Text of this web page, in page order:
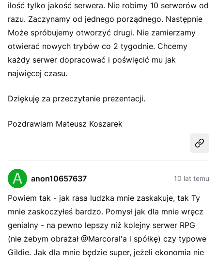
ilość tylko jakość serwera. Nie robimy 10 serwerów od
razu. Zaczynamy od jednego porządnego. Następnie
Może spróbujemy otworzyć drugi. Nie zamierzamy
otwierać nowych trybów co 2 tygodnie. Chcemy
każdy serwer dopracować i poświęcić mu jak
najwięcej czasu.
Dziękuję za przeczytanie prezentacji.
Pozdrawiam Mateusz Koszarek
anon10657637 10 lat temu
Powiem tak - jak rasa ludzka mnie zaskakuje, tak Ty
mnie zaskoczyłeś bardzo. Pomysł jak dla mnie wręcz
genialny - na pewno lepszy niż kolejny serwer RPG
(nie żebym obrażał @Marcoral'a i spółkę) czy typowe
Gildie. Jak dla mnie będzie super, jeżeli ekonomia nie